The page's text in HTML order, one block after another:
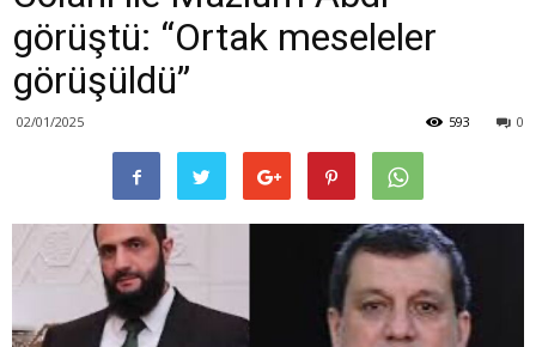
görüştü: “Ortak meseleler
görüşüldü”
02/01/2025 0
593